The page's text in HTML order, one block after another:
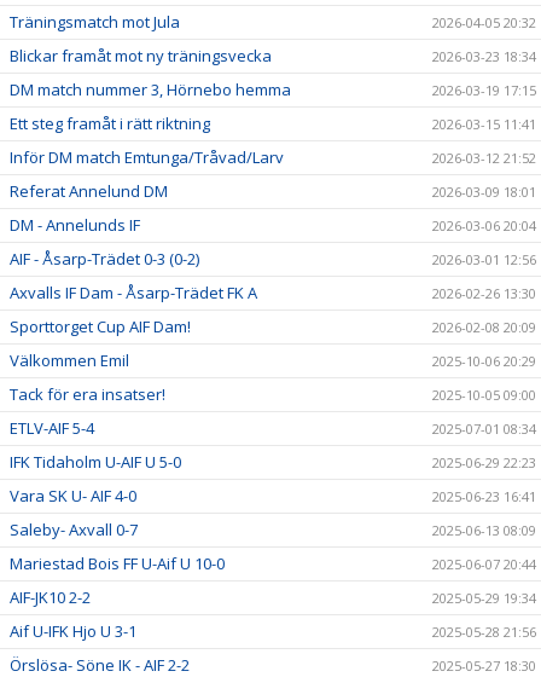
Träningsmatch mot Jula 2026-04-05 20:32
Blickar framåt mot ny träningsvecka 2026-03-23 18:34
DM match nummer 3, Hörnebo hemma 2026-03-19 17:15
Ett steg framåt i rätt riktning 2026-03-15 11:41
Inför DM match Emtunga/Tråvad/Larv 2026-03-12 21:52
Referat Annelund DM 2026-03-09 18:01
DM - Annelunds IF 2026-03-06 20:04
AIF - Åsarp-Trädet 0-3 (0-2) 2026-03-01 12:56
Axvalls IF Dam - Åsarp-Trädet FK A 2026-02-26 13:30
Sporttorget Cup AIF Dam! 2026-02-08 20:09
Välkommen Emil 2025-10-06 20:29
Tack för era insatser! 2025-10-05 09:00
ETLV-AIF 5-4 2025-07-01 08:34
IFK Tidaholm U-AIF U 5-0 2025-06-29 22:23
Vara SK U- AIF 4-0 2025-06-23 16:41
Saleby- Axvall 0-7 2025-06-13 08:09
Mariestad Bois FF U-Aif U 10-0 2025-06-07 20:44
AIF-JK10 2-2 2025-05-29 19:34
Aif U-IFK Hjo U 3-1 2025-05-28 21:56
Örslösa- Söne IK - AIF 2-2 2025-05-27 18:30